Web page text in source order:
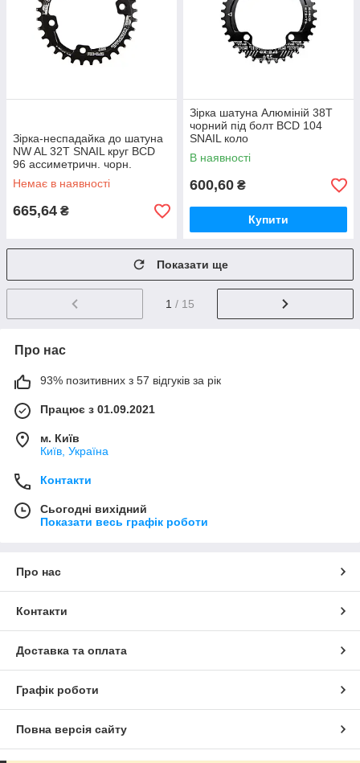
Зірка-неспадайка до шатуна
NW AL 32T SNAIL круг BCD
96 ассиметричн. чорн.
Немає в наявності
665,64 ₴
Зірка шатуна Алюмiнiй 38T
чорний під болт BCD 104
SNAIL коло
В наявності
600,60 ₴
Купити
Показати ще
1 / 15
Про нас
93% позитивних з 57 відгуків за рік
Працює з 01.09.2021
м. Київ
Київ, Україна
Контакти
Сьогодні вихідний
Показати весь графік роботи
Про нас
Контакти
Доставка та оплата
Графік роботи
Повна версія сайту